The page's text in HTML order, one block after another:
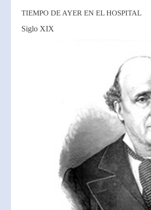
TIEMPO DE AYER EN EL HOSPITAL
Siglo XIX